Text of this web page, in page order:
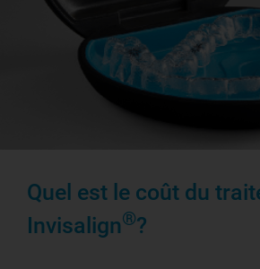
Quel est le coût du
Invisalign®?